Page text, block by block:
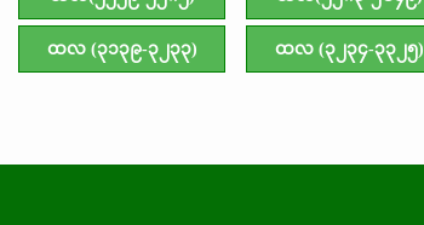
ထလ (၃၁၃၉-၃၂၃၃) ထလ (၃၂၃၄-၃၃၂၅)